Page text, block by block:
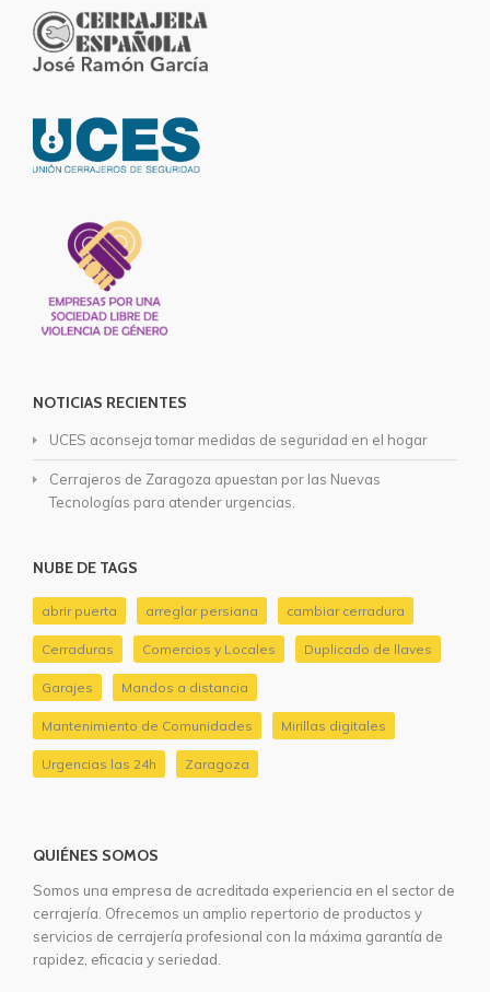
NOTICIAS RECIENTES
UCES aconseja tomar medidas de seguridad en el hogar
Cerrajeros de Zaragoza apuestan por las Nuevas
Tecnologías para atender urgencias.
NUBE DE TAGS
abrir puerta arreglar persiana cambiar cerradura
Cerraduras Comercios y Locales Duplicado de llaves
Garajes Mandos a distancia
Mantenimiento de Comunidades Mirillas digitales
Urgencias las 24h Zaragoza
QUIÉNES SOMOS
Somos una empresa de acreditada experiencia en el sector de
cerrajería. Ofrecemos un amplio repertorio de productos y
servicios de cerrajería profesional con la máxima garantía de
rapidez, eficacia y seriedad.